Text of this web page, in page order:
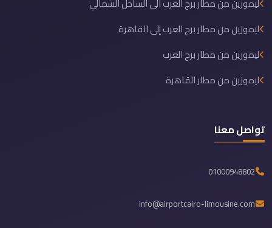
ليموزين من مطار برج العرب الى الساحل الشمالي
ليموزين من مطار برج العرب إلى القاهرة
ليموزين من مطار برج العرب
ليموزين من مطار القاهرة
تواصل معنا
01000948802
info@airportcairo-limousine.com